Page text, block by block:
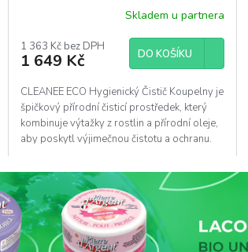
Skladem u partnera
1 363 Kč bez DPH
1 649 Kč DO KOŠÍKU
CLEANEE ECO Hygienický Čistič Koupelny je
špičkový přírodní čisticí prostředek, který
kombinuje výtažky z rostlin a přírodní oleje,
aby poskytl výjimečnou čistotu a ochranu.